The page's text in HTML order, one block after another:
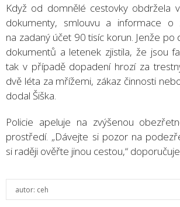
Když od domnělé cestovky obdržela
dokumenty, smlouvu a informace o
na zadaný účet 90 tisíc korun. Jenže
dokumentů a letenek zjistila, že jsou
tak v případě dopadení hrozí za
dvě léta za mřížemi, zákaz činnosti
dodal Šiška.
Policie apeluje na zvýšenou
prostředí. „Dávejte si pozor na
si raději ověřte jinou cestou,“
autor: ceh